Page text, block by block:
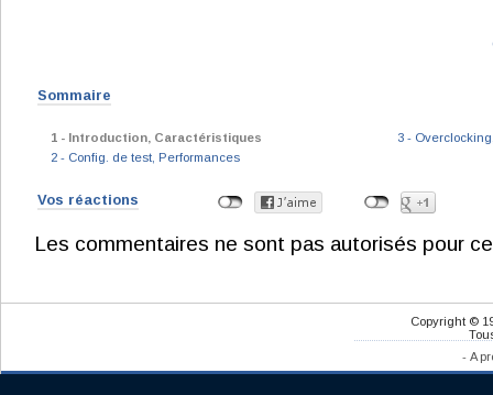
Sommaire
1 - Introduction, Caractéristiques
2 - Config. de test, Performances
3 -
Vos réactions
Les commentaires ne sont pas autorisés pour
Copyright ©
- A